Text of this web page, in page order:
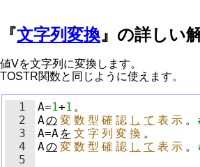
『文字列変換』の詳しい
値Vを文字列に変換します。
TOSTR関数と同じように使えます。
1
2
3
4
5
A=1+1 。
Aの 変 数 型 確 認 し て 表 示 。
A=A を 文 字 列 変 換 。
Aの 変 数 型 確 認 し て 表 示 。